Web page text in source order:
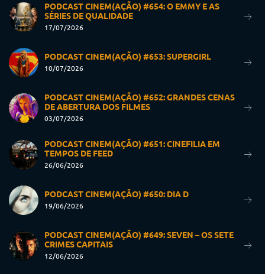
PODCAST CINEM(AÇÃO) #654: O EMMY E AS
SÉRIES DE QUALIDADE
17/07/2026
PODCAST CINEM(AÇÃO) #653: SUPERGIRL
10/07/2026
PODCAST CINEM(AÇÃO) #652: GRANDES CENAS
DE ABERTURA DOS FILMES
03/07/2026
PODCAST CINEM(AÇÃO) #651: CINEFILIA EM
TEMPOS DE FEED
26/06/2026
PODCAST CINEM(AÇÃO) #650: DIA D
19/06/2026
PODCAST CINEM(AÇÃO) #649: SEVEN – OS SETE
CRIMES CAPITAIS
12/06/2026